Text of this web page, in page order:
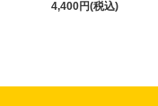
4,400円(税込)